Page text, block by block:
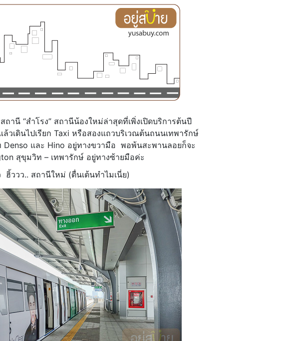
ถานี “สำโรง” สถานีน้องใหม่ล่าสุดที่เพิ่งเปิดบริการต้นปี
วเดินไปเรียก Taxi หรือสองแถวบริเวณต้นถนนเทพารักษ์
Denso และ Hino อยู่ทางขวามือ พอพ้นสะพานลอยก็จะ
สุขุมวิท – เทพารักษ์ อยู่ทางซ้ายมือค่ะ
ววว.. สถานีใหม่ (ตื่นเต้นทำไมเนี่ย)